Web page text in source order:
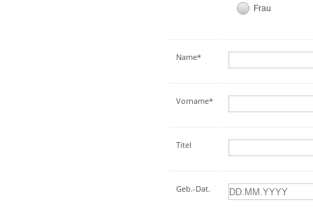
Frau
Name*
Vorname*
Titel
Geb.-Dat.